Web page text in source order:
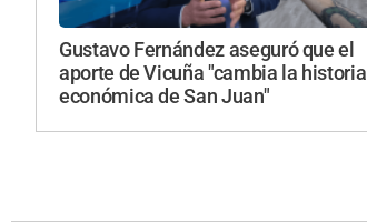
Gustavo Fernández aseguró que el
aporte de Vicuña "cambia la historia
económica de San Juan"